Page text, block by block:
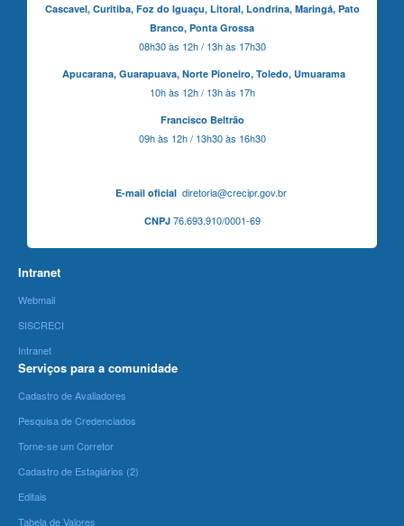
Cascavel, Curitiba,Foz do Iguaçu, Litoral, Londrina, Maringá, Pato
Branco, Ponta Grossa
08h30 às 12h / 13h às 17h30
Apucarana, Guarapuava, Norte Pioneiro, Toledo, Umuarama
10h às 12h / 13h às 17h
Francisco Beltrão
09h às 12h / 13h30 às 16h30
E-mail oficialdiretoria@crecipr.gov.br
CNPJ76.693.910/0001-69
Intranet
Webmail
SISCRECI
Intranet
Serviços para a comunidade
Cadastro de Avaliadores
Pesquisa de Credenciados
Torne-se um Corretor
Cadastro de Estagiários (2)
Editais
Tabela de Valores